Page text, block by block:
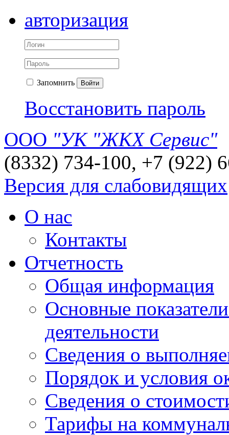
авторизация
Запомнить Войти
Восстановить пароль
ООО "УК "ЖКХ Сервис"
(8332) 734-100, +7 (922)
Версия для слабовидящих
О нас
Контакты
Отчетность
Общая информация
Основные
деятельности
Сведения о
Порядок и условия
Сведения о
Тарифы на